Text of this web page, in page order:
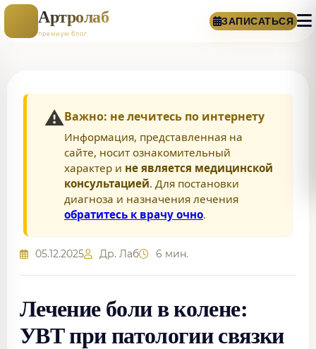
Артролаб
премиум блог
ЗАПИСАТЬСЯ
⚠️Важно: не лечитесь по интернету
Информация, представленная на
сайте, носит ознакомительный
характер и не является медицинской
консультацией. Для постановки
диагноза и назначения лечения
обратитесь к врачу очно.
05.12.2025 Др. Лаб 6 мин.
Лечение боли в колене:
УВТ при патологии связки